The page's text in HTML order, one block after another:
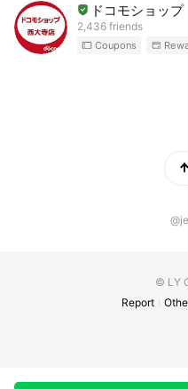
ドコモショッ
2,436 friends
Coupons
© LY
Report